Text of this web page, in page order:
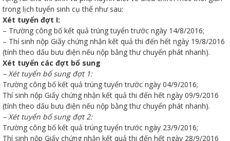
bồi
trong lịch tuyển sinh cụ thể như sau:
Xét tuyển đợt I:
– Trường công bố kết quả trúng tuyển trước ngày 14/8/2016;
– Thí sinh nộp Giấy chứng nhận kết quả thi đến hết ngày 19/8/2016
(tính theo dấu bưu điện nếu nộp bằng thư chuyển phát nhanh).
Xét tuyển các đợt bổ sung
– Xét tuyển bổ sung đợt 1:
Trường công bố kết quả trúng tuyển trước ngày 04/9/2016;
Thí sinh nộp Giấy chứng nhận kết quả thi đến hết ngày 09/9/2016
(tính theo dấu bưu điện nếu nộp bằng thư chuyển phát nhanh).
– Xét tuyển bổ sung đợt 2:
Trường công bố kết quả trúng tuyển trước ngày 23/9/2016;
Thí sinh nộp Giấy chứng nhận kết quả thi đến hết ngày 28/9/2016